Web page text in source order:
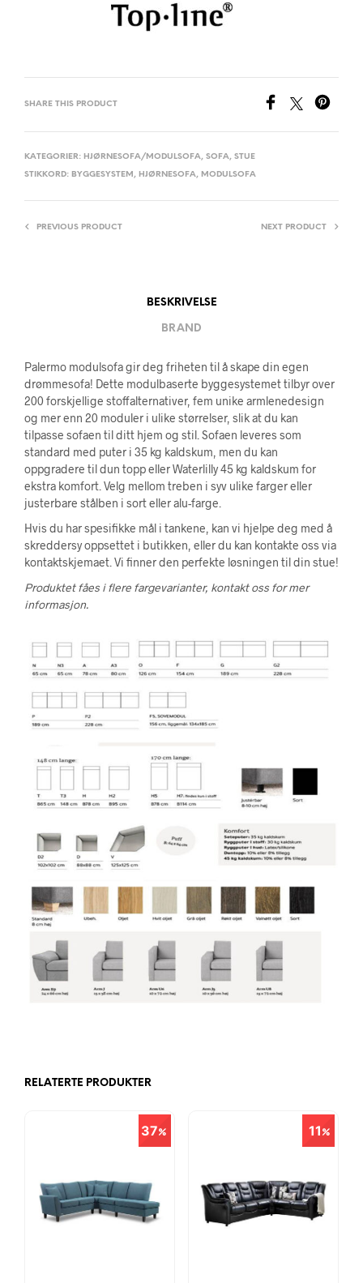
SHARE THIS PRODUCT
KATEGORIER: HJØRNESOFA/MODULSOFA, SOFA, STUE
STIKKORD: BYGGESYSTEM , HJØRNESOFA, MODULSOFA
PREVIOUS PRODUCT NEXT PRODUCT
BESKRIVELSE
BRAND
Palermo modulsofa gir deg friheten til å skape din egen
drømmesofa! Dette modulbaserte byggesystemet tilbyr over
200 forskjellige stoffalternativer, fem unike armlenedesign
og mer enn 20 moduler i ulike størrelser, slik at du kan
tilpasse sofaen til ditt hjem og stil. Sofaen leveres som
standard med puter i 35 kg kaldskum, men du kan
oppgradere til dun topp eller Waterlilly 45 kg kaldskum for
ekstra komfort. Velg mellom treben i syv ulike farger eller
justerbare stålben i sort eller alu-farge.
Hvis du har spesifikke mål i tankene, kan vi hjelpe deg med å
skreddersy oppsettet i butikken, eller du kan kontakte oss via
kontaktskjemaet. Vi finner den perfekte løsningen til din stue!
Produktet fåes i flere fargevarianter, kontakt oss for mer
informasjon.
RELATERTE PRODUKTER
37 11